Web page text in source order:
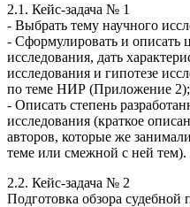
2.1. Кейс-задача № 1
- Выбрать тему научного
- Сформулировать и описать
исследования, дать
исследования и гипотезе
по теме НИР (Приложение 2);
- Описать степень
исследования (краткое
авторов, которые же
теме или смежной с ней тем).
2.2. Кейс-задача № 2
Подготовка обзора судебной